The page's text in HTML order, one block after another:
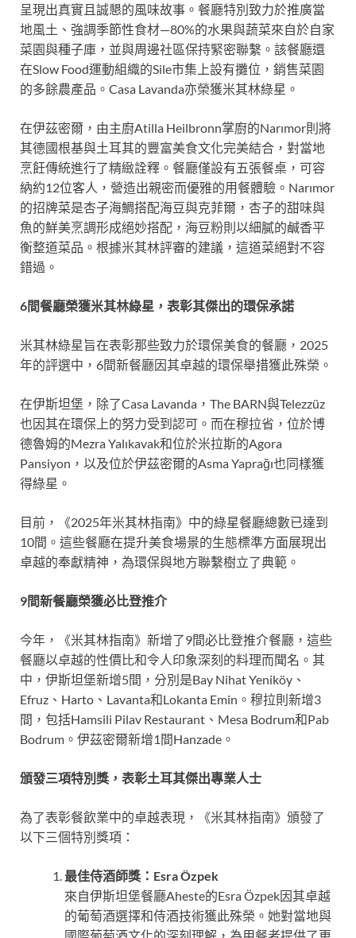
呈現出真實且誠懇的風味故事。餐廳特別致力於推廣當
地風土、強調季節性食材—80%的水果與蔬菜來自於自家
菜園與種子庫，並與周邊社區保持緊密聯繫。該餐廳還
在Slow Food運動組織的Sile市集上設有攤位，銷售菜園
的多餘農產品。Casa Lavanda亦榮獲米其林綠星。
在伊茲密爾，由主廚Atilla Heilbronn掌廚的Narımor則將
其德國根基與土耳其的豐富美食文化完美結合，對當地
烹飪傳統進行了精緻詮釋。餐廳僅設有五張餐桌，可容
納約12位客人，營造出親密而優雅的用餐體驗。Narımor
的招牌菜是杏子海鯛搭配海豆與克菲爾，杏子的甜味與
魚的鮮美烹調形成絕妙搭配，海豆粉則以細膩的鹹香平
衡整道菜品。根據米其林評審的建議，這道菜絕對不容
錯過。
6間餐廳榮獲米其林綠星，表彰其傑出的環保承諾
米其林綠星旨在表彰那些致力於環保美食的餐廳，2025
年的評選中，6間新餐廳因其卓越的環保舉措獲此殊榮。
在伊斯坦堡，除了Casa Lavanda，The BARN與Telezzüz
也因其在環保上的努力受到認可。而在穆拉省，位於博
德魯姆的Mezra Yalıkavak和位於米拉斯的Agora
Pansiyon，以及位於伊茲密爾的Asma Yaprağı也同樣獲
得綠星。
目前，《2025年米其林指南》中的綠星餐廳總數已達到
10間。這些餐廳在提升美食場景的生態標準方面展現出
卓越的奉獻精神，為環保與地方聯繫樹立了典範。
9間新餐廳榮獲必比登推介
今年，《米其林指南》新增了9間必比登推介餐廳，這些
餐廳以卓越的性價比和令人印象深刻的料理而聞名。其
中，伊斯坦堡新增5間，分別是Bay Nihat Yeniköy、
Efruz、Harto、Lavanta和Lokanta Emin。穆拉則新增3
間，包括Hamsili Pilav Restaurant、Mesa Bodrum和Pab
Bodrum。伊茲密爾新增1間Hanzade。
頒發三項特別獎，表彰土耳其傑出專業人士
為了表彰餐飲業中的卓越表現，《米其林指南》頒發了
以下三個特別獎項：
最佳侍酒師獎：EsraÖzpek
來自伊斯坦堡餐廳Aheste的Esra Özpek因其卓越
的葡萄酒選擇和侍酒技術獲此殊榮。她對當地與